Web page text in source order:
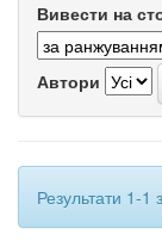
Вивести на
Автори
Результати 1-1